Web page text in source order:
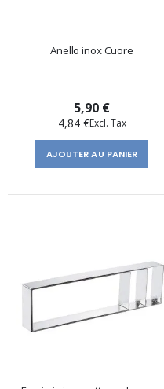
Anello inox Cuore
5,90 €
4,84 €
AJOUTER AU PANIER